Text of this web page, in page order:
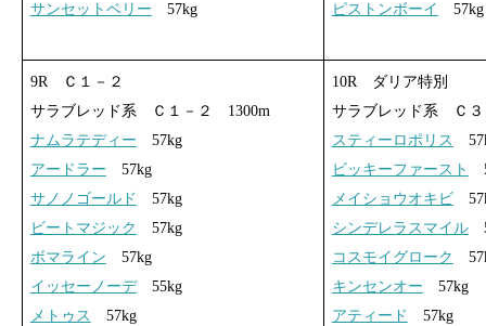
サンセットベリー 57kg
ピストンボーイ
57kg
9R Ｃ１－２
サラブレッド系 Ｃ１－２ 1300m
ナムラテディー 57kg
アードラー 57kg
サノノゴールド
57kg
ビートマジック
57kg
ボマライン 57kg
イッセーノーデ55kg
メトゥス
57kg
10R ダリア特別
サラブレッド系 Ｃ
スティーロポリス
ビッキーファースト
メイショウオキビ
シンデレラスマイル
コスモイグローク
キンセンオー 57kg
アティード
57kg